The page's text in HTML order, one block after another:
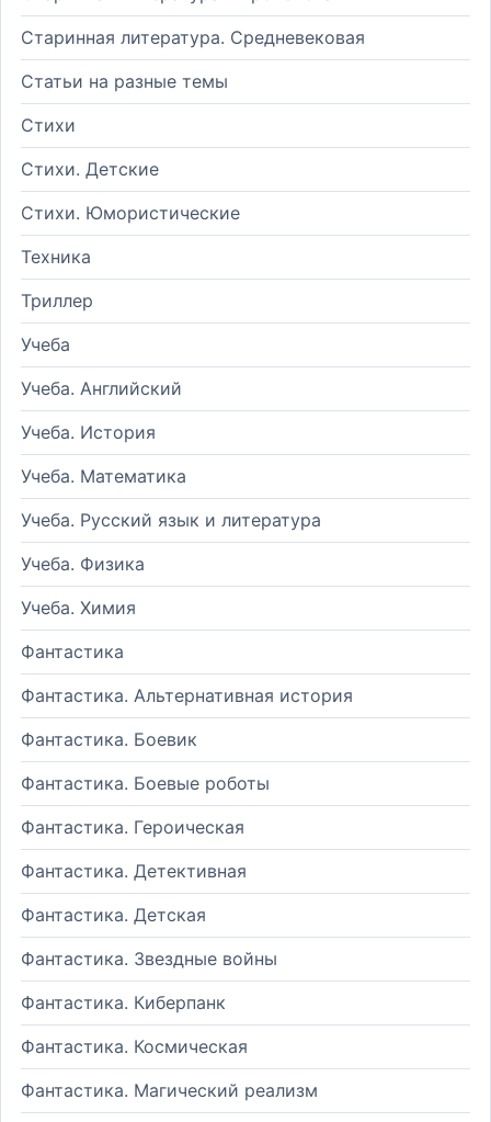
Старинная литература. Средневековая
Статьи на разные темы
Стихи
Стихи. Детские
Стихи. Юмористические
Техника
Триллер
Учеба
Учеба. Английский
Учеба. История
Учеба. Математика
Учеба. Русский язык и литература
Учеба. Физика
Учеба. Химия
Фантастика
Фантастика. Альтернативная история
Фантастика. Боевик
Фантастика. Боевые роботы
Фантастика. Героическая
Фантастика. Детективная
Фантастика. Детская
Фантастика. Звездные войны
Фантастика. Киберпанк
Фантастика. Космическая
Фантастика. Магический реализм